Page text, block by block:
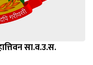
सा.व.उ.स.